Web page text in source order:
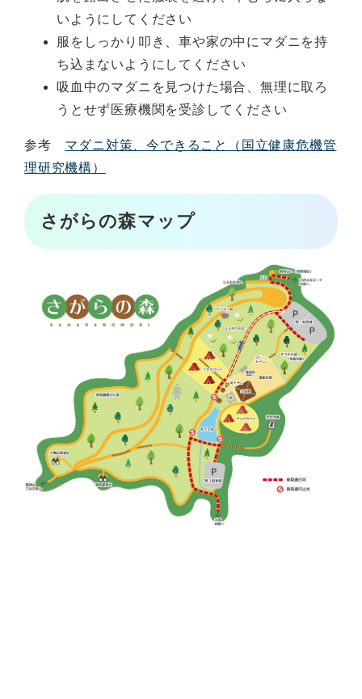
いようにしてください
服をしっかり叩き、車や家の中にマダニを持
ち込まないようにしてください
吸血中のマダニを見つけた場合、無理に取ろ
うとせず医療機関を受診してください
参考 マダニ対策、今できること（国立健康危機管
理研究機構）
さがらの森マップ